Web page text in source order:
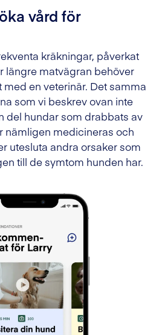
vård för
kräkningar, påverkat
längre matvägran behöver
en veterinär. Det samma
som vi beskrev ovan inte
del hundar som drabbats av
nämligen medicineras och
utesluta andra orsaker som
till de symtom hunden har.